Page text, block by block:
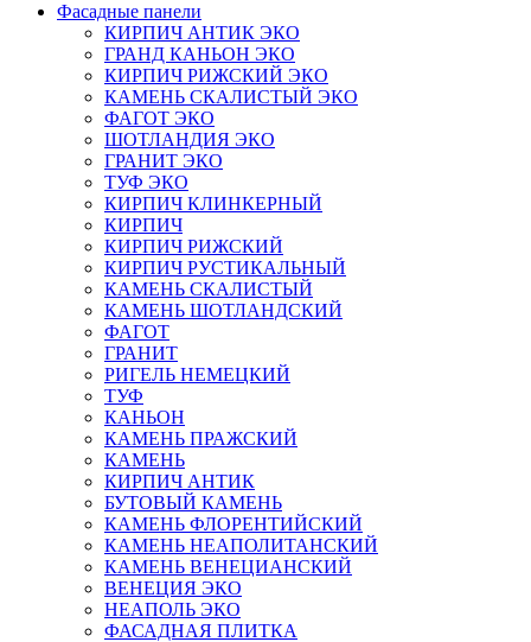
Фасадные панели
КИРПИЧ АНТИК ЭКО
ГРАНД КАНЬОН ЭКО
КИРПИЧ РИЖСКИЙ ЭКО
КАМЕНЬ СКАЛИСТЫЙ ЭКО
ФАГОТ ЭКО
ШОТЛАНДИЯ ЭКО
ГРАНИТ ЭКО
ТУФ ЭКО
КИРПИЧ КЛИНКЕРНЫЙ
КИРПИЧ
КИРПИЧ РИЖСКИЙ
КИРПИЧ РУСТИКАЛЬНЫЙ
КАМЕНЬ СКАЛИСТЫЙ
КАМЕНЬ ШОТЛАНДСКИЙ
ФАГОТ
ГРАНИТ
РИГЕЛЬ НЕМЕЦКИЙ
ТУФ
КАНЬОН
КАМЕНЬ ПРАЖСКИЙ
КАМЕНЬ
КИРПИЧ АНТИК
БУТОВЫЙ КАМЕНЬ
КАМЕНЬ ФЛОРЕНТИЙСКИЙ
КАМЕНЬ НЕАПОЛИТАНСКИЙ
КАМЕНЬ ВЕНЕЦИАНСКИЙ
ВЕНЕЦИЯ ЭКО
НЕАПОЛЬ ЭКО
ФАСАДНАЯ ПЛИТКА